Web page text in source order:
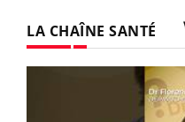
LA CHAÎNE SANTÉ